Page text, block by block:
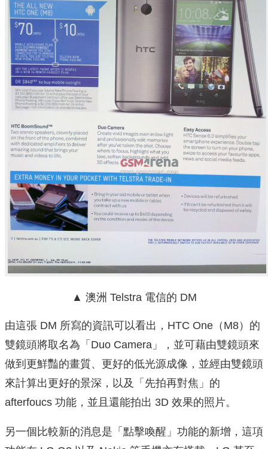
▲ 澳洲 Telstra 電信的 DM
由這張 DM 所寫的資訊可以看出，HTC One（M8）的
雙鏡頭將取名為「Duo Camera」，並可藉由雙鏡頭來
做到更鮮豔的畫質、更好的低光源成像，並經由雙鏡頭
來計算出更好的景深，以及「先拍再對焦」的
afterfoucs 功能，並且還能拍出 3D 效果的照片。
另一個比較新的消息是「點擊喚醒」功能的新增，這項